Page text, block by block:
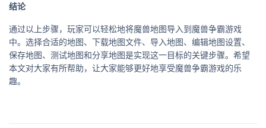
结论
通过以上步骤，玩家可以轻松地将魔兽地图导入到魔兽争霸游戏
中。选择合适的地图、下载地图文件、导入地图、编辑地图设置、
保存地图、测试地图和分享地图是实现这一目标的关键步骤。希望
本文对大家有所帮助，让大家能够更好地享受魔兽争霸游戏的乐
趣。